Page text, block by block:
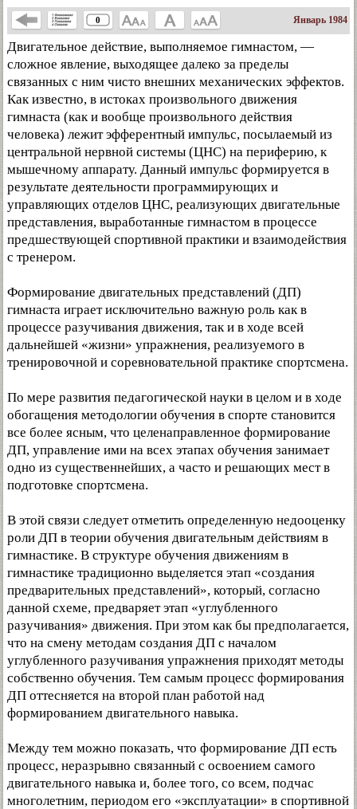
0 Январь 1984
Двигательное действие, выполняемое гимнастом, —
сложное явление, выходящее далеко за пределы
связанных с ним чисто внешних механических эффектов.
Как известно, в истоках произвольного движения
гимнаста (как и вообще произвольного действия
человека) лежит эфферентный импульс, посылаемый из
центральной нервной системы (ЦНС) на периферию, к
мышечному аппарату. Данный импульс формируется в
результате деятельности программирующих и
управляющих отделов ЦНС, реализующих двигательные
представления, выработанные гимнастом в процессе
предшествующей спортивной практики и взаимодействия
с тренером.
Формирование двигательных представлений (ДП)
гимнаста играет исключительно важную роль как в
процессе разучивания движения, так и в ходе всей
дальнейшей «жизни» упражнения, реализуемого в
тренировочной и соревновательной практике спортсмена.
По мере развития педагогической науки в целом и в ходе
обогащения методологии обучения в спорте становится
все более ясным, что целенаправленное формирование
ДП, управление ими на всех этапах обучения занимает
одно из существеннейших, а часто и решающих мест в
подготовке спортсмена.
В этой связи следует отметить определенную недооценку
роли ДП в теории обучения двигательным действиям в
гимнастике. В структуре обучения движениям в
гимнастике традиционно выделяется этап «создания
предварительных представлений», который, согласно
данной схеме, предваряет этап «углубленного
разучивания» движения. При этом как бы предполагается,
что на смену методам создания ДП с началом
углубленного разучивания упражнения приходят методы
собственно обучения. Тем самым процесс формирования
ДП оттесняется на второй план работой над
формированием двигательного навыка.
Между тем можно показать, что формирование ДП есть
процесс, неразрывно связанный с освоением самого
двигательного навыка и, более того, со всем, подчас
многолетним, периодом его «эксплуатации» в спортивной